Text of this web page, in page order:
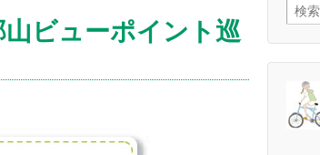
ビューポイント巡
検索: